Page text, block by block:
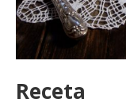
Receta